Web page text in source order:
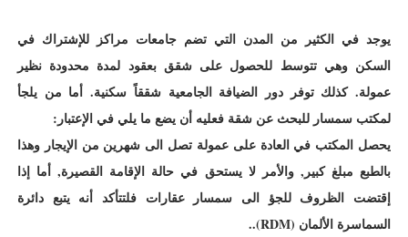
يوجد في الكثير من المدن التي تضم جامعات مراكز للإشتراك في
السكن وهي تتوسط للحصول على شقق بعقود لمدة محدودة نظير
عمولة. كذلك توفر دور الضيافة الجامعية شققاً سكنية. أما من يلجأ
لمكتب سمسار للبحث عن شقة فعليه أن يضع ما يلي في الإعتبار:
يحصل المكتب في العادة على عمولة تصل الى شهرين من الإيجار وهذا
بالطبع مبلغ كبير, والأمر لا يستحق في حالة الإقامة القصيرة, أما إذا
إقتضت الظروف للجؤ الى سمسار عقارات فلتتأكد أنه يتبع دائرة
السماسرة الألمان (RDM)..